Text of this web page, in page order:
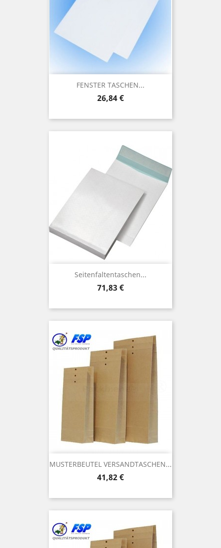
FENSTER TASCHEN...
Preis
26,84 €
Seitenfaltentaschen...
Preis
71,83 €
MUSTERBEUTEL VERSANDTASCHEN...
Preis
41,82 €